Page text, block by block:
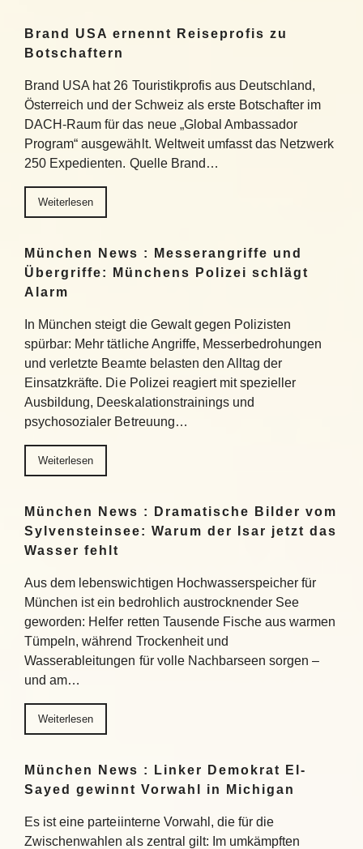
Brand USA ernennt Reiseprofis zu
Botschaftern
Brand USA hat 26 Touristikprofis aus Deutschland,
Österreich und der Schweiz als erste Botschafter im
DACH-Raum für das neue „Global Ambassador
Program“ ausgewählt. Weltweit umfasst das Netzwerk
250 Expedienten. Quelle Brand…
Weiterlesen
München News : Messerangriffe und
Übergriffe: Münchens Polizei schlägt
Alarm
In München steigt die Gewalt gegen Polizisten
spürbar: Mehr tätliche Angriffe, Messerbedrohungen
und verletzte Beamte belasten den Alltag der
Einsatzkräfte. Die Polizei reagiert mit spezieller
Ausbildung, Deeskalationstrainings und
psychosozialer Betreuung…
Weiterlesen
München News : Dramatische Bilder vom
Sylvensteinsee: Warum der Isar jetzt das
Wasser fehlt
Aus dem lebenswichtigen Hochwasserspeicher für
München ist ein bedrohlich austrocknender See
geworden: Helfer retten Tausende Fische aus warmen
Tümpeln, während Trockenheit und
Wasserableitungen für volle Nachbarseen sorgen –
und am…
Weiterlesen
München News : Linker Demokrat El-
Sayed gewinnt Vorwahl in Michigan
Es ist eine parteiinterne Vorwahl, die für die
Zwischenwahlen als zentral gilt: Im umkämpften